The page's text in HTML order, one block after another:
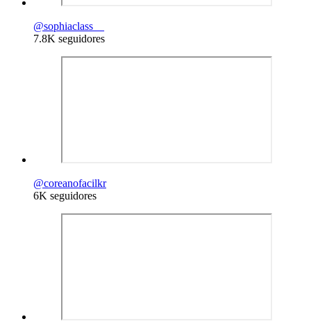
@sophiaclass__
7.8K seguidores
@coreanofacilkr
6K seguidores